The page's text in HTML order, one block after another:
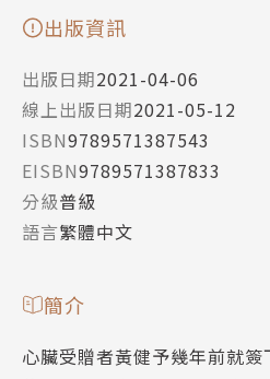
出版資訊
出版日期2021-04-06
線上出版日期2021-05-12
ISBN9789571387543
EISBN9789571387833
分級普級
語言繁體中文
簡介
心臟受贈者黃健予幾年前就